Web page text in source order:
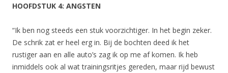
HOOFDSTUK 4: ANGSTEN
“Ik ben nog steeds een stuk voorzichtiger. In het begin zeker.
De schrik zat er heel erg in. Bij de bochten deed ik het
rustiger aan en alle auto’s zag ik op me af komen. Ik heb
inmiddels ook al wat trainingsritjes gereden, maar rijd bewust